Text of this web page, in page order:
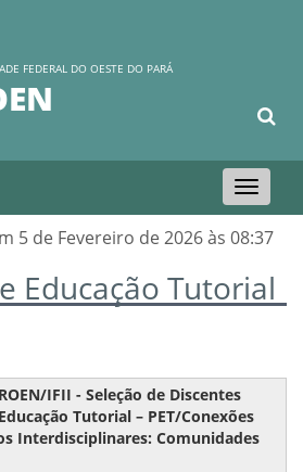
FEDERAL DO OESTE DO PARÁ
Toggle
navigation
5 de Fevereiro de 2026 às 08:37
Educação Tutorial
IFII - Seleção de Discentes
Tutorial – PET/Conexões
Interdisciplinares: Comunidades